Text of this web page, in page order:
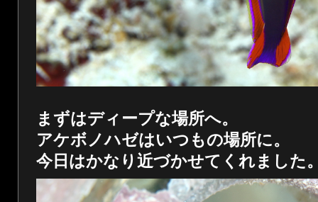
まずはディープな場所へ。
アケボノハゼはいつもの場所に。
今日はかなり近づかせてくれました